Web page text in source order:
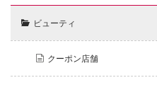
ビューティ
クーポン店舗